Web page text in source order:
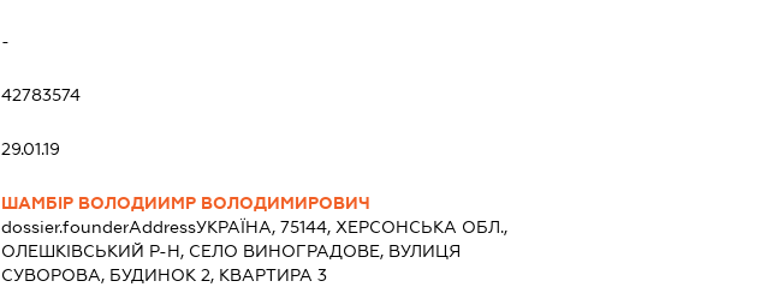
-
42783574
29.01.19
ШАМБІР ВОЛОДИИМР ВОЛОДИМИРОВИЧ
dossier.founderAddressУКРАЇНА, 75144, ХЕРСОНСЬКА ОБЛ.,
ОЛЕШКІВСЬКИЙ Р-Н, СЕЛО ВИНОГРАДОВЕ, ВУЛИЦЯ
СУВОРОВА, БУДИНОК 2, КВАРТИРА 3